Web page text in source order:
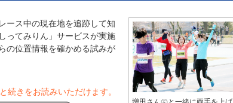
ース中の現在地を追跡して知
ってみりん」サービスが実施
の位置情報を確かめる試みが
続きをお読みいただけます。